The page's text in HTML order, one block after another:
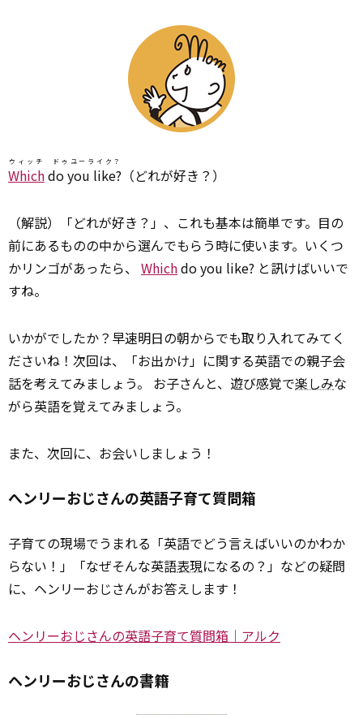
Whichdo you like?
ウィッチ ドゥユーライク？
（どれが好き？）
（解説）「どれが好き？」、これも基本は簡単です。目の
前にあるものの中から選んでもらう時に使います。いくつ
かリンゴがあったら、 Which
すね。
いかがでしたか？早速明日の朝からでも取り入れてみてく
ださいね！次回は、「お出かけ」に関する英語での親子会
話を考えてみましょう。 お子さんと、遊び感覚で楽しみな
がら英語を覚えてみましょう。
また、次回に、お会いしましょう！
へンリーおじさんの英語子育て質問箱
子育ての現場でうまれる「英語でどう言えばいいのかわか
らない！」「なぜそんな英語表現になるの？」などの疑問
に、ヘンリーおじさんがお答えします！
ヘンリーおじさんの英語子育て質問箱｜アルク
ヘンリーおじさんの書籍